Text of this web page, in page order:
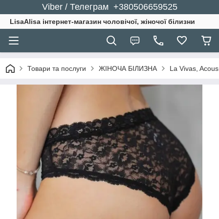
Viber / Телеграм +380506659525
LisaAlisa інтернет-магазин чоловічої, жіночої білизни
Товари та послуги ЖІНОЧА БІЛИЗНА La Vivas,